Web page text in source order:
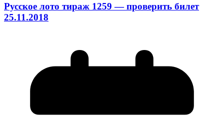
Русское лото тираж 1259 — проверить билет
25.11.2018